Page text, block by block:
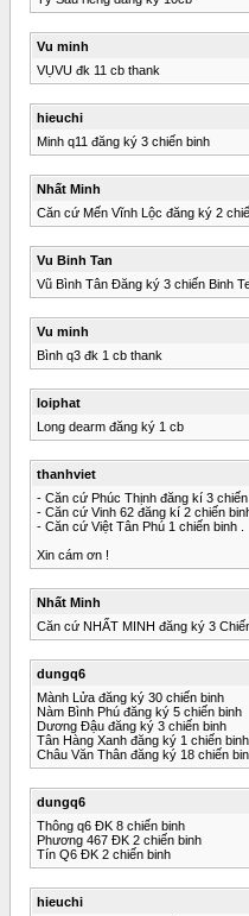
Vu minh
VỤVU đk 11 cb thank
hieuchi
Minh q11 đăng ký 3 chiến binh
Nhất Minh
Căn cứ Mến Vĩnh Lộc đăng ký 2
Vu Binh Tan
Vũ Bình Tân Đăng ký 3 chiến Binh
Vu minh
Bình q3 đk 1 cb thank
loiphat
Long dearm đăng ký 1 cb
thanhviet
- Căn cứ Phúc Thịnh đăng kí 3 chiến
- Căn cứ Vinh 62 đăng kí 2 chiến binh
- Căn cứ Việt Tân Phú 1 chiến binh .
Xin cám ơn !
Nhất Minh
Căn cứ NHẤT MINH đăng ký 3
dungq6
Mành Lửa đăng ký 30 chiến binh
Nàm Bình Phú đăng ký 5 chiến binh
Dương Đậu đăng ký 3 chiến binh
Tân Hàng Xanh đăng ký 1 chiến binh
Châu Văn Thân đăng ký 18 chiến
dungq6
Thông q6 ĐK 8 chiến binh
Phương 467 ĐK 2 chiến binh
Tín Q6 ĐK 2 chiến binh
hieuchi